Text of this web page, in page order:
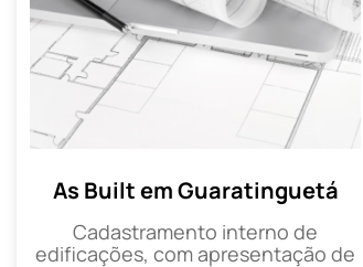
As Built em Guaratinguetá
Cadastramento interno de
edificações, com apresentação de